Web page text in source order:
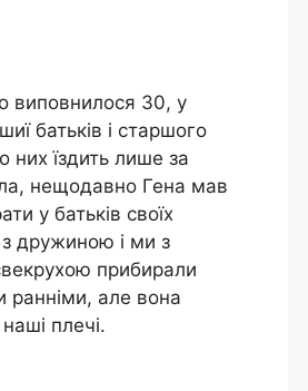
виповнилося 30, у
батьків і старшого
них їздить лише за
нещодавно Гена мав
у батьків своїх
дружиною і ми з
прибирали
ранніми, але вона
плечі.